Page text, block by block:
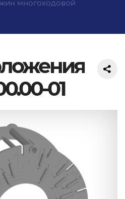
многоходовой
01